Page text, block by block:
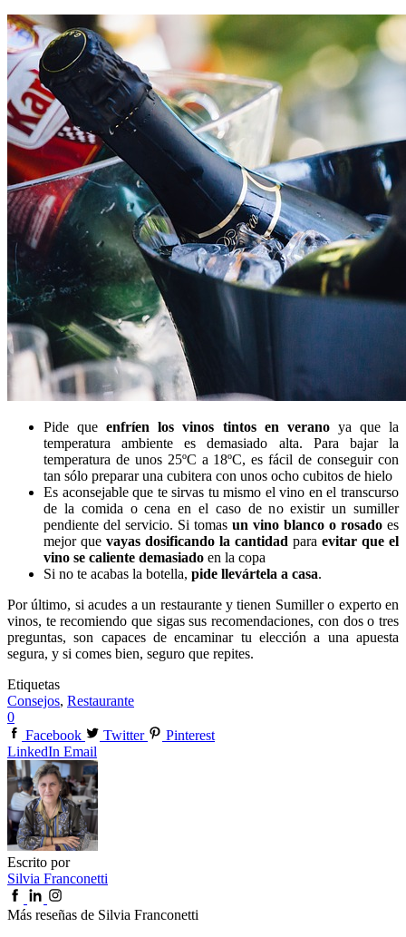
Pide queenfríen los vinos tintos en veranoya que la
temperatura ambiente es demasiado alta. Para bajar la
temperatura de unos 25ºC a 18ºC, es fácil de conseguir con
tan sólo preparar una cubitera con unos ocho cubitos de hielo
Es aconsejable que te sirvas tu mismo el vino en el transcurso
de la comida o cena en el caso de no existir un sumiller
pendiente del servicio. Si tomas un vino blanco o rosado es
mejor que vayas dosificando la cantidad para evitar que el
vino se caliente demasiado en la copa
Si no te acabas la botella, pide llevártela a casa.
Por último, si acudes a un restaurante y tienen Sumiller o experto en
vinos, te recomiendo que sigas sus recomendaciones, con dos o tres
preguntas, son capaces de encaminar tu elección a una apuesta
segura, y si comes bien, seguro que repites.
Etiquetas
Consejos, Restaurante
0
Facebook
Twitter
Pinterest
LinkedIn Email
Escrito por
Silvia Franconetti
Más reseñas de Silvia Franconetti